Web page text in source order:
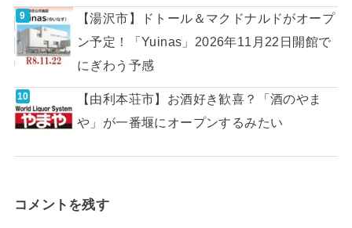
【湯沢市】ドトール＆マクドナルドがオープ
ン予定！「Yuinas」2026年11月22日開館で
にぎわう予感
【由利本荘市】お酒好き歓喜？「酒のやま
や」が一番堰にオープンするみたい
コメントを残す